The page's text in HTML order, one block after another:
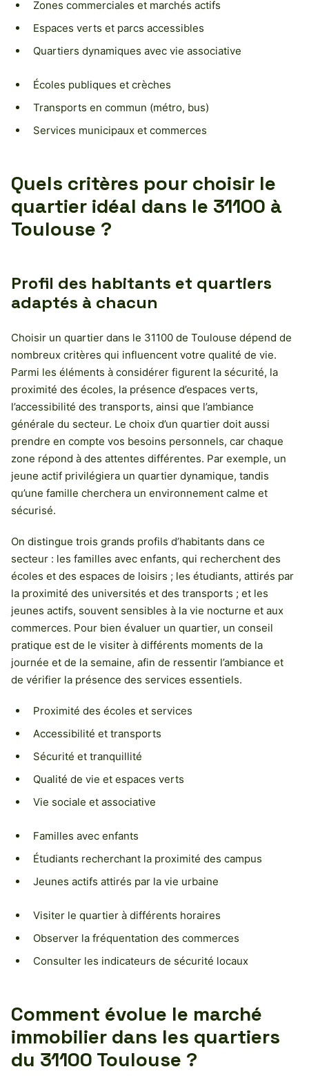
Zones commerciales et marchés actifs
Espaces verts et parcs accessibles
Quartiers dynamiques avec vie associative
Écoles publiques et crèches
Transports en commun (métro, bus)
Services municipaux et commerces
Quels critères pour choisir le
quartier idéal dans le 31100 à
Toulouse ?
Profil des habitants et quartiers
adaptés à chacun
Choisir un quartier dans le 31100 de Toulouse dépend de
nombreux critères qui influencent votre qualité de vie.
Parmi les éléments à considérer figurent la sécurité, la
proximité des écoles, la présence d’espaces verts,
l’accessibilité des transports, ainsi que l’ambiance
générale du secteur. Le choix d’un quartier doit aussi
prendre en compte vos besoins personnels, car chaque
zone répond à des attentes différentes. Par exemple, un
jeune actif privilégiera un quartier dynamique, tandis
qu’une famille cherchera un environnement calme et
sécurisé.
On distingue trois grands profils d’habitants dans ce
secteur : les familles avec enfants, qui recherchent des
écoles et des espaces de loisirs ; les étudiants, attirés par
la proximité des universités et des transports ; et les
jeunes actifs, souvent sensibles à la vie nocturne et aux
commerces. Pour bien évaluer un quartier, un conseil
pratique est de le visiter à différents moments de la
journée et de la semaine, afin de ressentir l’ambiance et
de vérifier la présence des services essentiels.
Proximité des écoles et services
Accessibilité et transports
Sécurité et tranquillité
Qualité de vie et espaces verts
Vie sociale et associative
Familles avec enfants
Étudiants recherchant la proximité des campus
Jeunes actifs attirés par la vie urbaine
Visiter le quartier à différents horaires
Observer la fréquentation des commerces
Consulter les indicateurs de sécurité locaux
Comment évolue le marché
immobilier dans les quartiers
du 31100 Toulouse ?